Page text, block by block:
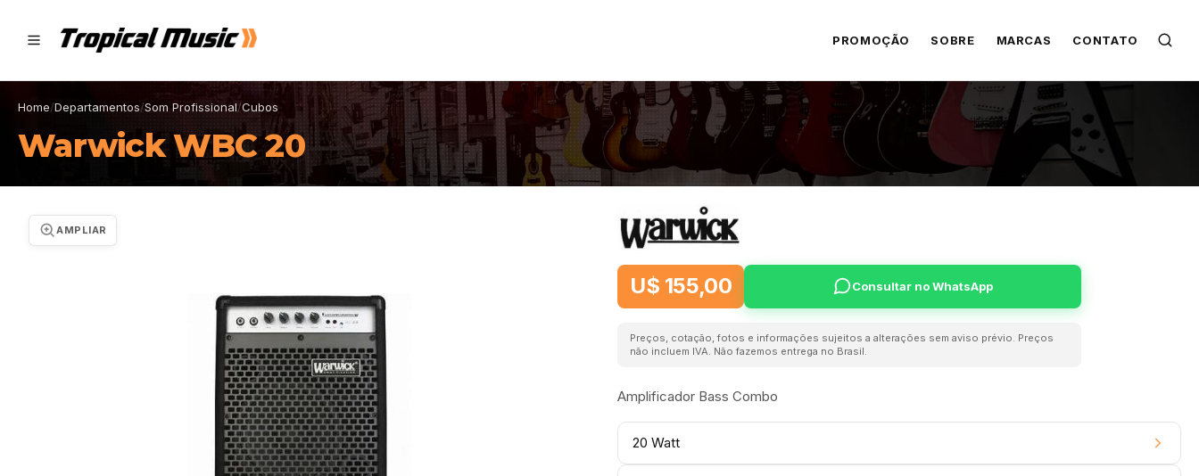
PROMOÇÃO SOBRE MARCAS CONTATO
Home/Departamentos/Som Profissional/Cubos
Warwick WBC 20
AMPLIAR
U$ 155,00 Consultar no WhatsApp
Preços, cotação, fotos e informações sujeitos a alterações sem aviso prévio. Preços
não incluem IVA. Não fazemos entrega no Brasil.
Amplificador Bass Combo
20 Watt